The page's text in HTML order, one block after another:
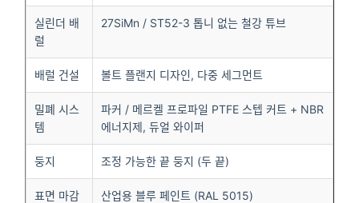
실린더 배
럴
27SiMn / ST52-3 톱니 없는 철강 튜브
배럴 건설 볼트 플랜지 디자인, 다중 세그먼트
밀폐 시스
템
파커 / 메르켈 프로파일 PTFE 스텝 커트 + NBR
에너지제, 듀얼 와이퍼
둥지 조정 가능한 끝 둥지 (두 끝)
표면 마감 산업용 블루 페인트 (RAL 5015)